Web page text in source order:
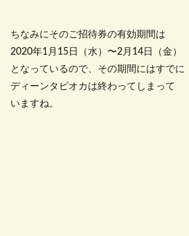
ちなみにそのご招待券の有効期間は
2020年1月15日（水）〜2月14日（金）
となっているので、その期間にはすでに
ディーンタピオカは終わってしまって
いますね。